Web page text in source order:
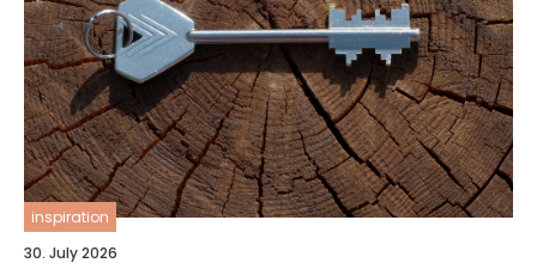
inspiration
30. July 2026